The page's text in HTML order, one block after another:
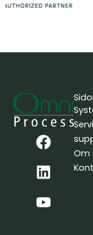
F
a
c
e
b
o
L
i
n
k
e
d
Y
o
u
t
u
b
Om